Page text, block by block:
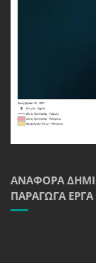
ΑΝΑΦΟΡΆ
ΠΑΡΆΓΩΓΑ